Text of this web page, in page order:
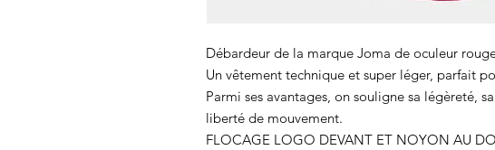
Débardeur de la marque Joma de oculeur
Un vêtement technique et super léger, parfait
Parmi ses avantages, on souligne sa légèreté,
liberté de mouvement.
FLOCAGE LOGO DEVANT ET NOYON AU